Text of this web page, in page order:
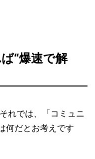
“爆速で解
それでは、「コミュニ
何だとお考えです